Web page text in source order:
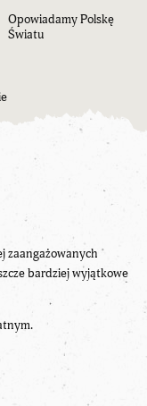
Opowiadamy Polskę
Światu
zaangażowanych
bardziej wyjątkowe